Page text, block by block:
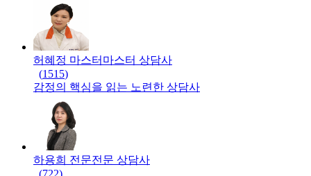
허혜정 마스터 마스터 상담사
(1515)
감정의 핵심을 읽는 노련한 상담사
하용희 전문전문 상담사